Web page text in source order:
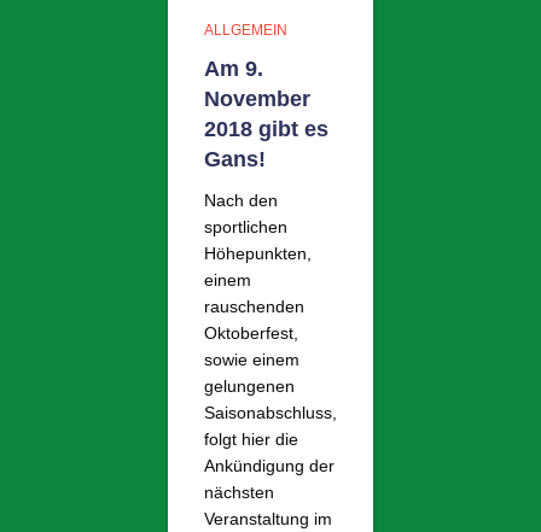
ALLGEMEIN
Am 9.
November
2018 gibt es
Gans!
Nach den
sportlichen
Höhepunkten,
einem
rauschenden
Oktoberfest,
sowie einem
gelungenen
Saisonabschluss,
folgt hier die
Ankündigung der
nächsten
Veranstaltung im